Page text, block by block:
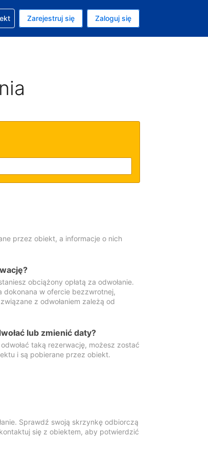
Złoty polski
to Polski
sprawie rezerwacji
Zarejestruj się Zaloguj się
przez obiekt, a informacje o nich
obciążony opłatą za odwołanie.
dokonana w ofercie bezzwrotnej,
z odwołaniem zależą od
lub zmienić daty?
taką rezerwację, możesz zostać
i są pobierane przez obiekt.
Sprawdź swoją skrzynkę odbiorczą
się z obiektem, aby potwierdzić